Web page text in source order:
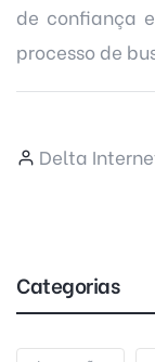
de confiança
processo de
Delta
Categorias